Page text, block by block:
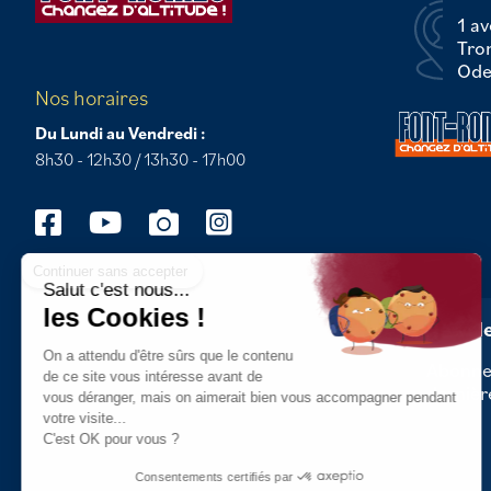
Nos horaires
Du Lundi au Vendredi :
8h30 - 12h30 / 13h30 - 17h00
1
Continuer sans accepter
Salut c'est nous...
les Cookies !
On a attendu d'être sûrs que le contenu
de ce site vous intéresse avant de
vous déranger, mais on aimerait bien vous accompagner pendant
votre visite...
C'est OK pour vous ?
Consentements certifiés par